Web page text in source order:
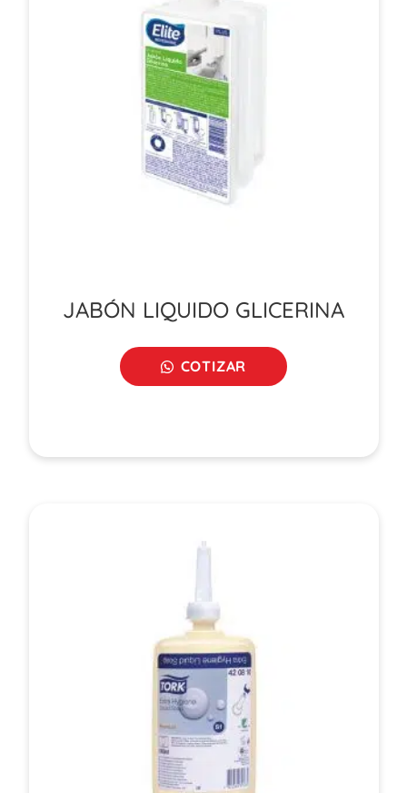
JABÓN LIQUIDO GLICERINA
COTIZAR